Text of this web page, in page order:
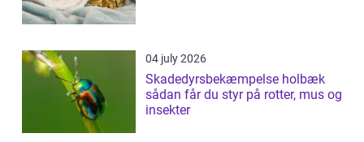
04 july 2026
Skadedyrsbekæmpelse holbæk
sådan får du styr på rotter, mus og
insekter